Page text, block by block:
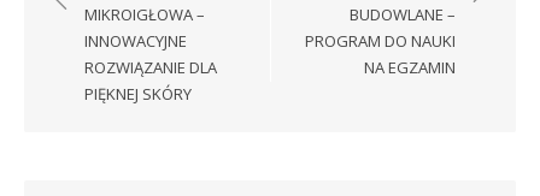
MIKROIGŁOWA –
INNOWACYJNE
ROZWIĄZANIE DLA
PIĘKNEJ SKÓRY
BUDOWLANE –
PROGRAM DO NAUKI
NA EGZAMIN